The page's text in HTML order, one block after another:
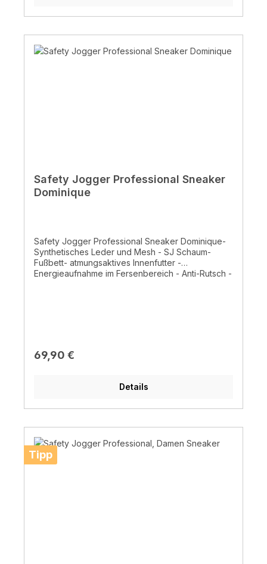
Safety Jogger Professional Sneaker
Dominique
Safety Jogger Professional Sneaker Dominique-
Synthetisches Leder und Mesh - SJ Schaum-
Fußbett- atmungsaktives Innenfutter -
Energieaufnahme im Fersenbereich - Anti-Rutsch -
Regulärer Preis:
69,90 €
Details
Tipp